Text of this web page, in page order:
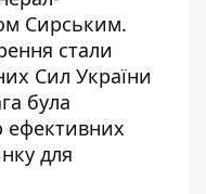
Сирським.
стали
Сил України
була
ефективних
для